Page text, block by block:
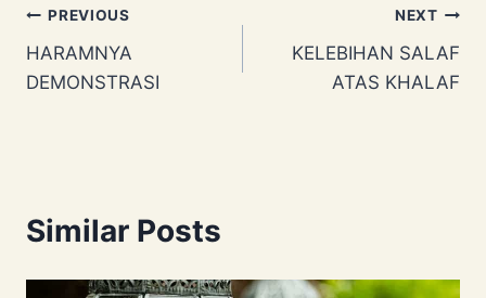
Post
navigation
PREVIOUS
HARAMNYA
DEMONSTRASI
NEXT
KELEBIHAN SALAF
ATAS KHALAF
Similar Posts